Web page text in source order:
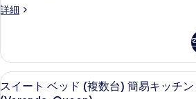
べ
の
写
真
ー
ン
フ
ニ
シ
ャ
ン
フ
ベ
ド
2
台
詳細
ル
イ
ー
ン
ベ
ス
高級寝
16
スイート ベッド (複数台) 簡易キッチ